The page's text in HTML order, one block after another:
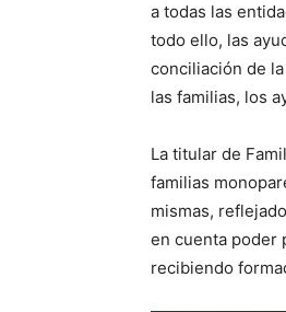
a todas las
todo ello, las
conciliación de
las familias, los
La titular de
familias
mismas,
en cuenta poder
recibiendo